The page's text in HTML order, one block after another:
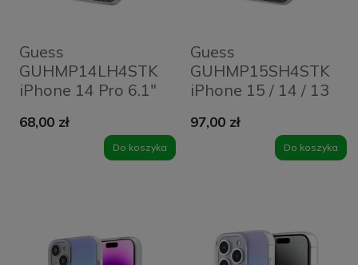
Guess
GUHMP14LH4STK
iPhone 14 Pro 6.1"
hardcase 4G
68,00 zł
Do koszyka
Guess
GUHMP15SH4STK
iPhone 15 / 14 / 13
hardcase IML 4G
97,00 zł
Do koszyka